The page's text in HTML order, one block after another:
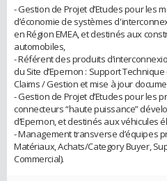
- Gestion de Projet d’Etudes pour les
d’économie de systèmes
en Région EMEA, et destinés aux
automobiles,
- Référent des produits
du Site d’Epernon : Support
Claims / Gestion et mise à jour
- Gestion de Projet d’Etudes pour les
connecteurs “haute puissance”
d’Epernon, et destinés aux véhicules
- Management transverse d’équipes
Matériaux, Achats/Category Buyer,
Commercial).